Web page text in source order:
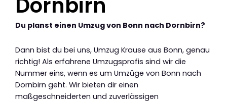
Dornbirn
Du planst einen Umzug von Bonn nach Dornbirn?
Dann bist du bei uns, Umzug Krause aus Bonn, genau
richtig! Als erfahrene Umzugsprofis sind wir die
Nummer eins, wenn es um Umzüge von Bonn nach
Dornbirn geht. Wir bieten dir einen
maßgeschneiderten und zuverlässigen